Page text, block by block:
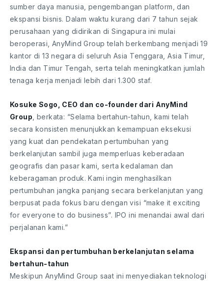
sumber daya manusia, pengembangan platform, dan
ekspansi bisnis. Dalam waktu kurang dari 7 tahun sejak
perusahaan yang didirikan di Singapura ini mulai
beroperasi, AnyMind Group telah berkembang menjadi 19
kantor di 13 negara di seluruh Asia Tenggara, Asia Timur,
India dan Timur Tengah, serta telah meningkatkan jumlah
tenaga kerja menjadi lebih dari 1.300 staf.
Kosuke Sogo, CEO dan co-founder dari AnyMind
Group , berkata: “Selama bertahun-tahun, kami telah
secara konsisten menunjukkan kemampuan eksekusi
yang kuat dan pendekatan pertumbuhan yang
berkelanjutan sambil juga memperluas keberadaan
geografis dan pasar kami, serta kedalaman dan
keberagaman produk. Kami ingin menghasilkan
pertumbuhan jangka panjang secara berkelanjutan yang
berpusat pada fokus baru dengan visi “make it exciting
for everyone to do business”. IPO ini menandai awal dari
perjalanan kami.”
Ekspansi dan pertumbuhan berkelanjutan selama
bertahun-tahun
Meskipun AnyMind Group saat ini menyediakan teknologi